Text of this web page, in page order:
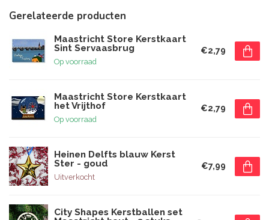
Gerelateerde producten
Maastricht Store Kerstkaart
Sint Servaasbrug
Op voorraad
€2,79
Maastricht Store Kerstkaart
het Vrijthof
Op voorraad
€2,79
Heinen Delfts blauw Kerst
Ster - goud
Uitverkocht
€7,99
City Shapes Kerstballen set